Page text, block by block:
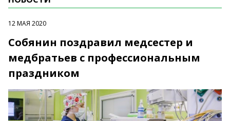
12 МАЯ 2020
Собянин поздравил медсестер и
медбратьев с профессиональным
праздником